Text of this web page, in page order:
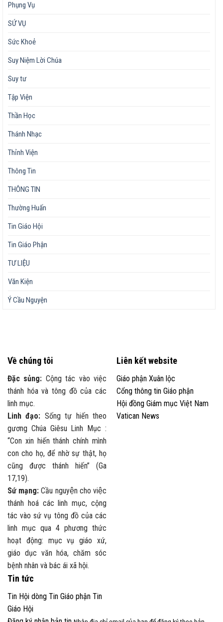
Phụng Vụ
SỨ VỤ
Sức Khoẻ
Suy Niệm Lời Chúa
Suy tư
Tập Viện
Thần Học
Thánh Nhạc
Thỉnh Viện
Thông Tin
THÔNG TIN
Thường Huấn
Tin Giáo Hội
Tin Giáo Phận
TƯ LIỆU
Văn Kiện
Ý Cầu Nguyện
Về chúng tôi
Đặc sủng: Cộng tác vào việc
thánh hóa và tông đồ của các
linh mục.
Linh đạo: Sống tự hiến theo
gương Chúa Giêsu Linh Mục :
“Con xin hiến thánh chính mình
con cho họ, để nhờ sự thật, họ
cũng được thánh hiến” (Ga
17,19).
Sứ mạng: Cầu nguyện cho việc
thánh hoá các linh mục, cộng
tác vào sứ vụ tông đồ của các
linh mục qua 4 phương thức
hoạt động: mục vụ giáo xứ,
giáo dục văn hóa, chăm sóc
bệnh nhân và bác ái xã hội.
Liên kết website
Giáo phận Xuân lộc
Cổng thông tin Giáo phận
Hội đồng Giám mục Việt Nam
Vatican News
Tin tức
Tin Hội dòng Tin Giáo phận Tin
Giáo Hội